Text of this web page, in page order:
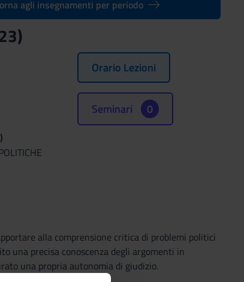
agli insegnamenti per periodo
Orario Lezioni
Seminari 0
alla comprensione critica di problemi politici
una precisa conoscenza degli argomenti in
una propria autonomia di giudizio.